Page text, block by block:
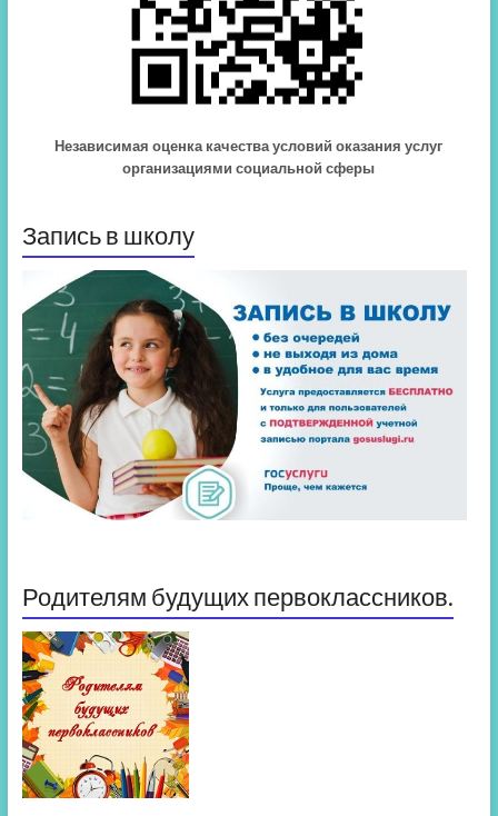
Независимая оценка качества условий оказания услуг
организациями социальной сферы
Запись в школу
Родителям будущих первоклассников.